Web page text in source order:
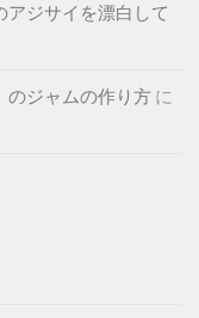
ジサイを漂白して
ジャムの作り方 に